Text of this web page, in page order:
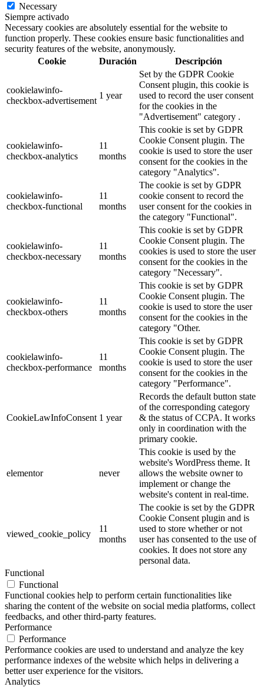
Necessary
Siempre activado
Necessary cookies are absolutely essential for the website to
function properly. These cookies ensure basic functionalities and
security features of the website, anonymously.
Cookie
Duración Descripción
cookielawinfo-
checkbox-advertisement
1 year
Set by the GDPR Cookie
Consent plugin, this cookie is
used to record the user consent
for the cookies in the
"Advertisement" category .
cookielawinfo-
checkbox-analytics
11
months
This cookie is set by GDPR
Cookie Consent plugin. The
cookie is used to store the user
consent for the cookies in the
category "Analytics".
cookielawinfo-
checkbox-functional
11
months
The cookie is set by GDPR
cookie consent to record the
user consent for the cookies in
the category "Functional".
cookielawinfo-
checkbox-necessary
11
months
This cookie is set by GDPR
Cookie Consent plugin. The
cookies is used to store the user
consent for the cookies in the
category "Necessary".
cookielawinfo-
checkbox-others
11
months
This cookie is set by GDPR
Cookie Consent plugin. The
cookie is used to store the user
consent for the cookies in the
category "Other.
cookielawinfo-
checkbox-performance
11
months
This cookie is set by GDPR
Cookie Consent plugin. The
cookie is used to store the user
consent for the cookies in the
category "Performance".
CookieLawInfoConsent 1 year
Records the default button state
of the corresponding category
& the status of CCPA. It works
only in coordination with the
primary cookie.
elementor never
This cookie is used by the
website's WordPress theme. It
allows the website owner to
implement or change the
website's content in real-time.
viewed_cookie_policy
11
months
The cookie is set by the GDPR
Cookie Consent plugin and is
used to store whether or not
user has consented to the use of
cookies. It does not store any
personal data.
Functional
Functional
Functional cookies help to perform certain functionalities like
sharing the content of the website on social media platforms, collect
feedbacks, and other third-party features.
Performance
Performance
Performance cookies are used to understand and analyze the key
performance indexes of the website which helps in delivering a
better user experience for the visitors.
Analytics